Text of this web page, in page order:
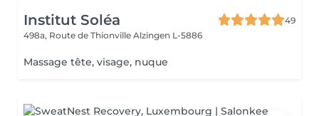
Institut Soléa
49
498a, Route de Thionville Alzingen L-5886
Massage tête, visage, nuque